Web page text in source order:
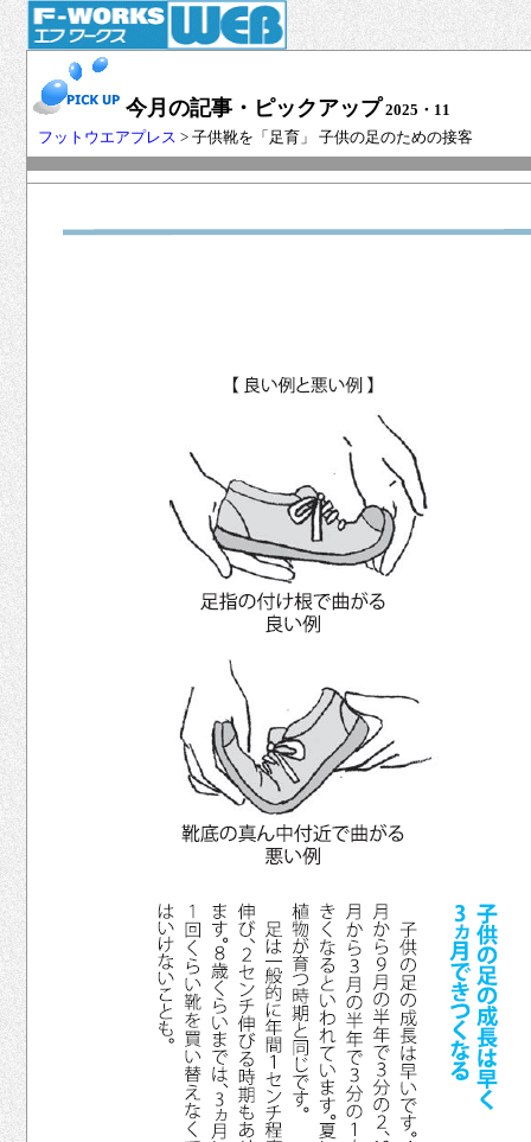
今月の記事・ピックアップ 2025・11
フットウエアプレス > 子供靴を「足育」 子供の足のための接客